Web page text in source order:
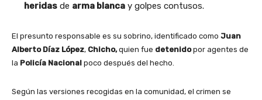
heridas de arma blanca y golpes contusos.
El presunto responsable es su sobrino, identificado como Juan
Alberto Díaz López, Chicho,quien fue detenidopor agentes de
la Policía Nacional poco después del hecho.
Según las versiones recogidas en la comunidad, el crimen se